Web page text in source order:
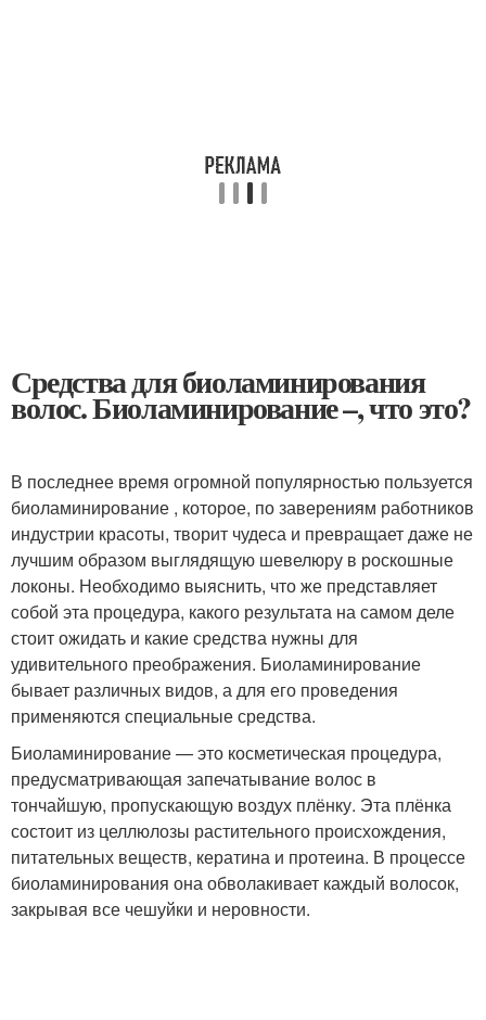
Средства для биоламинирования
волос. Биоламинирование –, что это?
В последнее время огромной популярностью пользуется
биоламинирование , которое, по заверениям работников
индустрии красоты, творит чудеса и превращает даже не
лучшим образом выглядящую шевелюру в роскошные
локоны. Необходимо выяснить, что же представляет
собой эта процедура, какого результата на самом деле
стоит ожидать и какие средства нужны для
удивительного преображения. Биоламинирование
бывает различных видов, а для его проведения
применяются специальные средства.
Биоламинирование — это косметическая процедура,
предусматривающая запечатывание волос в
тончайшую, пропускающую воздух плёнку. Эта плёнка
состоит из целлюлозы растительного происхождения,
питательных веществ, кератина и протеина. В процессе
биоламинирования она обволакивает каждый волосок,
закрывая все чешуйки и неровности.